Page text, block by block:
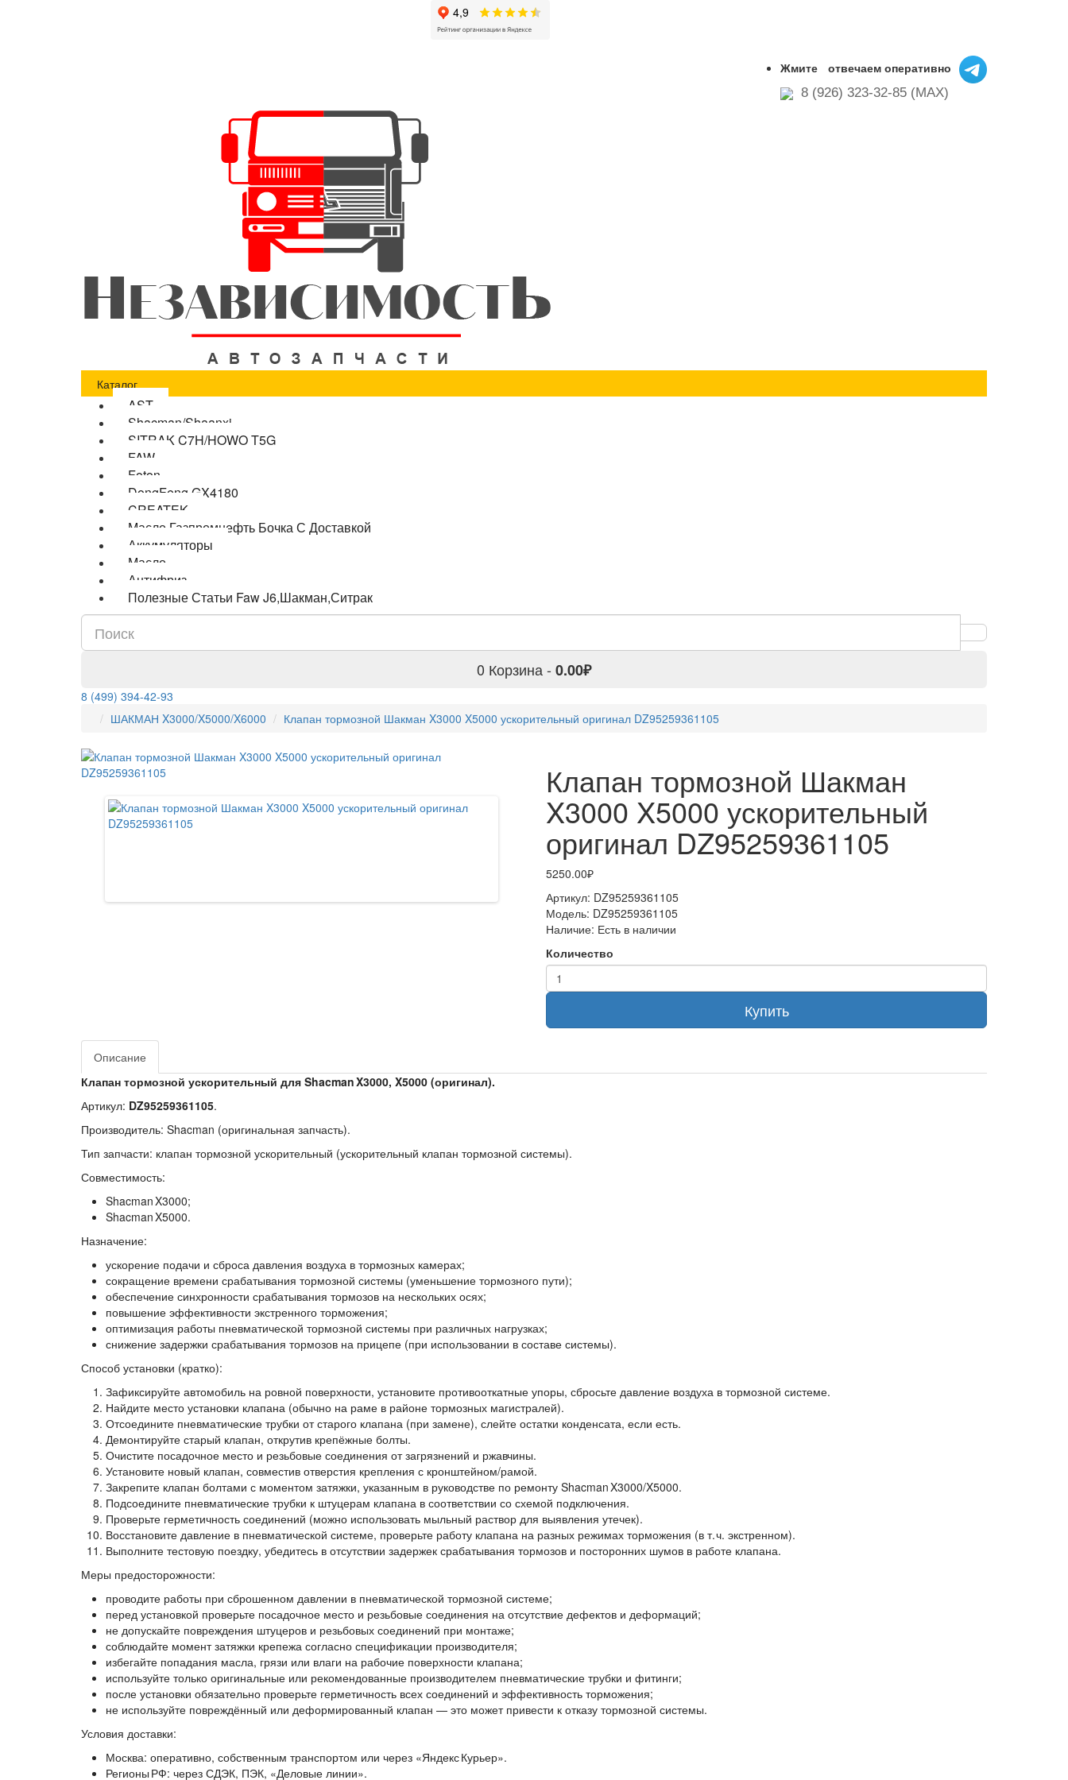
Жмите отвечаем оперативно
8 (926) 323-32-85 (MAX)
Каталог
AST
Shacman/Shaanxi
SITRAK C7H/HOWO T5G
FAW
Foton
DongFeng GX4180
CREATEK
Масло Газпромнефть Бочка С Доставкой
Аккумуляторы
Масло
Антифриз
Полезные Статьи Faw J6,Шакман,Ситрак
0 Корзина - 0.00₽
8 (499) 394-42-93
ШАКМАН X3000/X5000/X6000
Клапан тормозной Шакман X3000 X5000 ускорительный оригинал DZ95259361105
Клапан тормозной Шакман
X3000 X5000 ускорительный
оригинал DZ95259361105
5250.00₽
Артикул: DZ95259361105
Модель: DZ95259361105
Наличие: Есть в наличии
Количество
Купить
Описание
Клапан тормозной ускорительный для Shacman X3000, X5000 (оригинал).
Артикул: DZ95259361105.
Производитель: Shacman (оригинальная запчасть).
Тип запчасти: клапан тормозной ускорительный (ускорительный клапан тормозной системы).
Совместимость:
Shacman X3000;
Shacman X5000.
Назначение:
ускорение подачи и сброса давления воздуха в тормозных камерах;
сокращение времени срабатывания тормозной системы (уменьшение тормозного пути);
обеспечение синхронности срабатывания тормозов на нескольких осях;
повышение эффективности экстренного торможения;
оптимизация работы пневматической тормозной системы при различных нагрузках;
снижение задержки срабатывания тормозов на прицепе (при использовании в составе системы).
Способ установки (кратко):
Зафиксируйте автомобиль на ровной поверхности, установите противооткатные упоры, сбросьте давление воздуха в тормозной системе.
Найдите место установки клапана (обычно на раме в районе тормозных магистралей).
Отсоедините пневматические трубки от старого клапана (при замене), слейте остатки конденсата, если есть.
Демонтируйте старый клапан, открутив крепёжные болты.
Очистите посадочное место и резьбовые соединения от загрязнений и ржавчины.
Установите новый клапан, совместив отверстия крепления с кронштейном/рамой.
Закрепите клапан болтами с моментом затяжки, указанным в руководстве по ремонту Shacman X3000/X5000.
Подсоедините пневматические трубки к штуцерам клапана в соответствии со схемой подключения.
Проверьте герметичность соединений (можно использовать мыльный раствор для выявления утечек).
Восстановите давление в пневматической системе, проверьте работу клапана на разных режимах торможения (в т. ч. экстренном).
Выполните тестовую поездку, убедитесь в отсутствии задержек срабатывания тормозов и посторонних шумов в работе клапана.
Меры предосторожности:
проводите работы при сброшенном давлении в пневматической тормозной системе;
перед установкой проверьте посадочное место и резьбовые соединения на отсутствие дефектов и деформаций;
не допускайте повреждения штуцеров и резьбовых соединений при монтаже;
соблюдайте момент затяжки крепежа согласно спецификации производителя;
избегайте попадания масла, грязи или влаги на рабочие поверхности клапана;
используйте только оригинальные или рекомендованные производителем пневматические трубки и фитинги;
после установки обязательно проверьте герметичность всех соединений и эффективность торможения;
не используйте повреждённый или деформированный клапан — это может привести к отказу тормозной системы.
Условия доставки:
Москва: оперативно, собственным транспортом или через «Яндекс Курьер».
Регионы РФ: через СДЭК, ПЭК, «Деловые линии».